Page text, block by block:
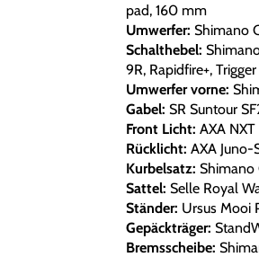
pad, 160 mm
Umwerfer: Shimano
Schalthebel:
9R, Rapidfire+,
Umwerfer vorne:
Gabel: SR Suntour
Front Licht: AXA
Rücklicht: AXA
Kurbelsatz: Shimano
Sattel: Selle Royal
Ständer: Ursus Mooi
Gepäckträger:
Bremsscheibe: